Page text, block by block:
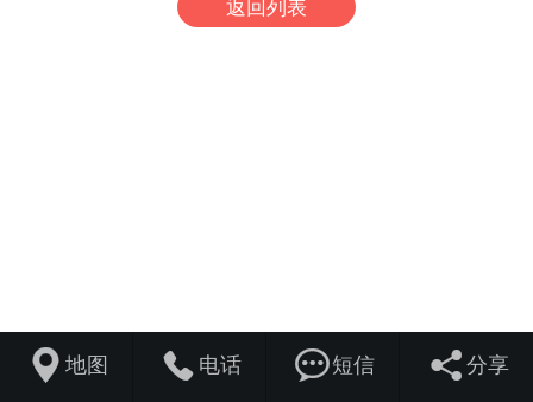
返回列表
 地图  电话 短信  分享